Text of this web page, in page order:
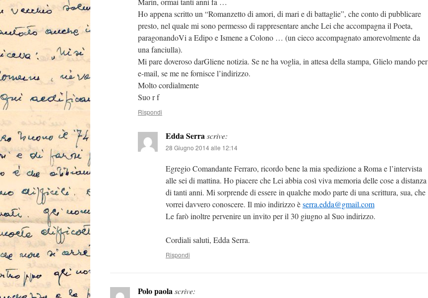
Ho appena scritto un “Romanzetto di amori, di mari e di battaglie”, che conto di pubblicare
presto, nel quale mi sono permesso di rappresentare anche Lei che accompagna il Poeta,
paragonandoVi a Edipo e Ismene a Colono … (un cieco accompagnato amorevolmente da
una fanciulla).
Mi pare doveroso darGliene notizia. Se ne ha voglia, in attesa della stampa, Glielo mando per
e-mail, se me ne fornisce l’indirizzo.
Molto cordialmente
Suo r f
Rispondi
Edda Serrascrive:
28 Giugno 2014 alle 12:14
Egregio Comandante Ferraro, ricordo bene la mia spedizione a Roma e l’intervista
alle sei di mattina. Ho piacere che Lei abbia così viva memoria delle cose a distanza
di tanti anni. Mi sorprende di essere in qualche modo parte di una scrittura, sua, che
vorrei davvero conoscere. Il mio indirizzo èserra.edda@gmail.com
Le farò inoltre pervenire un invito per il 30 giugno al Suo indirizzo.
Cordiali saluti, Edda Serra.
Rispondi
Polo paolascrive: